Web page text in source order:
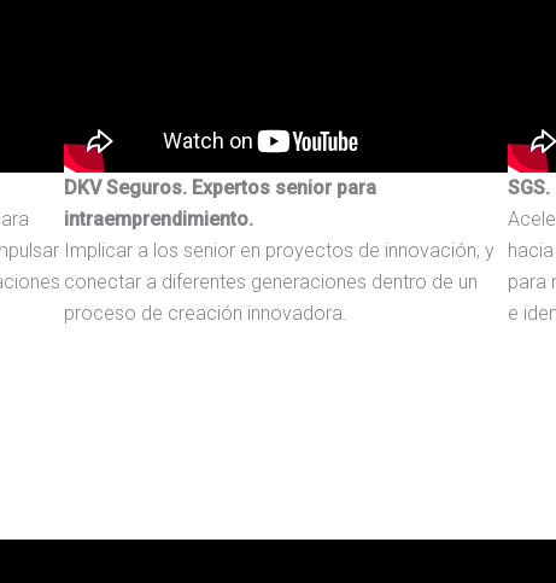
DKV Seguros. Expertos senior para
intraemprendimiento.
Implicar a los senior en proyectos de innovación, y
conectar a diferentes generaciones dentro de un
proceso de creación innovadora.
para
e